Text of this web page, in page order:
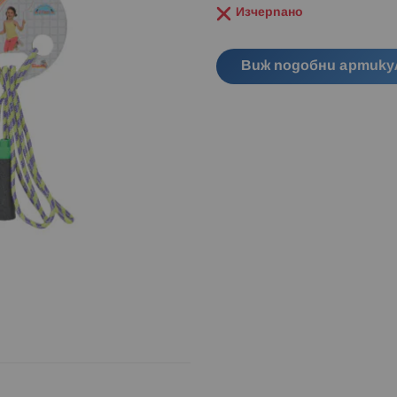
Изчерпано
Виж подобни